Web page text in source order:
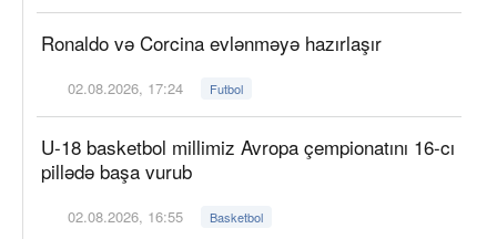
Ronaldo və Corcina evlənməyə hazırlaşır
02.08.2026, 17:24 Futbol
U-18 basketbol millimiz Avropa çempionatını 16-cı
pillədə başa vurub
02.08.2026, 16:55 Basketbol